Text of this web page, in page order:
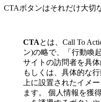
CTAボタンはそれだけ大切
CTAとは、Call To
ン)の略で、「行動喚
サイトの訪問者を具
もしくは、具体的な
上に設置されたイメ
ます。 個人情報を獲